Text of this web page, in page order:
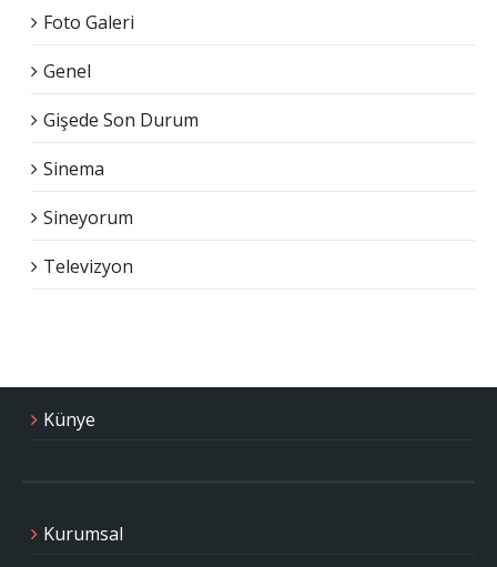
Foto Galeri
Genel
Gişede Son Durum
Sinema
Sineyorum
Televizyon
Künye
Kurumsal